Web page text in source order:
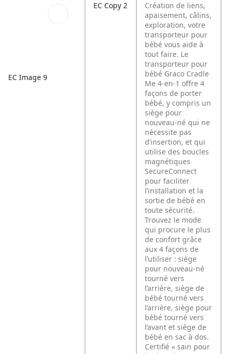
EC Image 9
EC Copy 2
Création de liens,
apaisement, câlins,
exploration, votre
transporteur pour
bébé vous aide à
tout faire. Le
transporteur pour
bébé Graco Cradle
Me 4-en-1 offre 4
façons de porter
bébé, y compris un
siège pour
nouveau-né qui ne
nécessite pas
d’insertion, et qui
utilise des boucles
magnétiques
SecureConnect
pour faciliter
l’installation et la
sortie de bébé en
toute sécurité.
Trouvez le mode
qui procure le plus
de confort grâce
aux 4 façons de
l’utiliser : siège
pour nouveau-né
tourné vers
l’arrière, siège de
bébé tourné vers
l’arrière, siège pour
bébé tourné vers
l’avant et siège de
bébé en sac à dos.
Certifié « sain pour